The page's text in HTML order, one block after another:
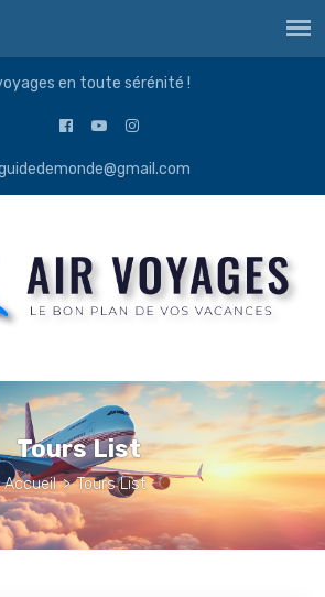
en toute sérénité !
Tours List
Accueil > Tours List